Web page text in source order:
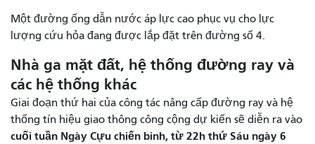
Một đường ống dẫn nước áp lực cao phục vụ cho lực
lượng cứu hỏa đang được lắp đặt trên đường số 4.
Nhà ga mặt đất, hệ thống đường ray và
các hệ thống khác
Giai đoạn thứ hai của công tác nâng cấp đường ray và hệ
thống tín hiệu giao thông công cộng dự kiến ​​sẽ diễn ra vào
cuối tuần Ngày Cựu chiến binh, từ 22h thứ Sáu ngày 6